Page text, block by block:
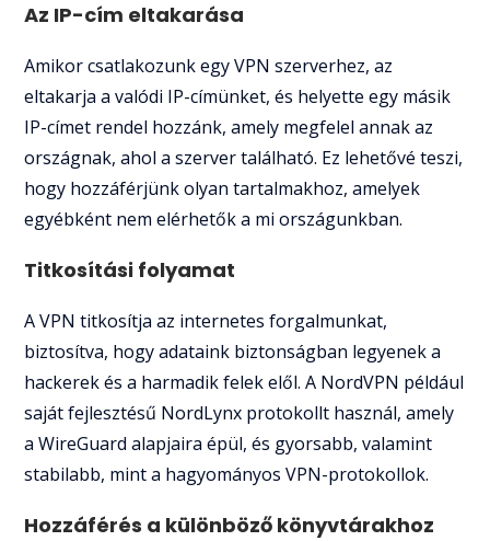
Az IP-cím eltakarása
Amikor csatlakozunk egy VPN szerverhez, az
eltakarja a valódi IP-címünket, és helyette egy másik
IP-címet rendel hozzánk, amely megfelel annak az
országnak, ahol a szerver található. Ez lehetővé teszi,
hogy hozzáférjünk olyan tartalmakhoz, amelyek
egyébként nem elérhetők a mi országunkban.
Titkosítási folyamat
A VPN titkosítja az internetes forgalmunkat,
biztosítva, hogy adataink biztonságban legyenek a
hackerek és a harmadik felek elől. A NordVPN például
saját fejlesztésű NordLynx protokollt használ, amely
a WireGuard alapjaira épül, és gyorsabb, valamint
stabilabb, mint a hagyományos VPN-protokollok.
Hozzáférés a különböző könyvtárakhoz